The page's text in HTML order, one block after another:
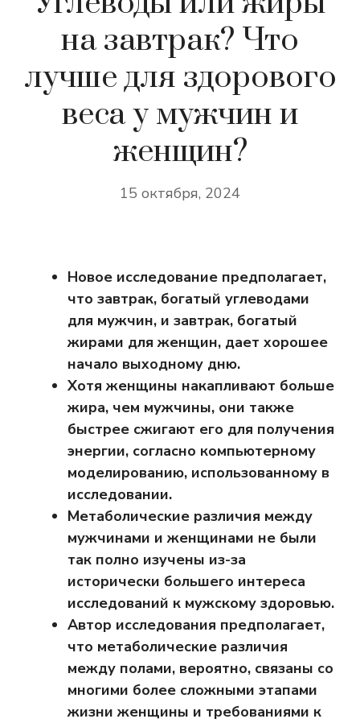
на завтрак? Что
лучше для здорового
веса у мужчин и
женщин?
15 октября, 2024
Новое исследование предполагает,
что завтрак, богатый углеводами
для мужчин, и завтрак, богатый
жирами для женщин, дает хорошее
начало выходному дню.
Хотя женщины накапливают больше
жира, чем мужчины, они также
быстрее сжигают его для получения
энергии, согласно компьютерному
моделированию, использованному в
исследовании.
Метаболические различия между
мужчинами и женщинами не были
так полно изучены из-за
исторически большего интереса
исследований к мужскому здоровью.
Автор исследования предполагает,
что метаболические различия
между полами, вероятно, связаны со
многими более сложными этапами
жизни женщины и требованиями к